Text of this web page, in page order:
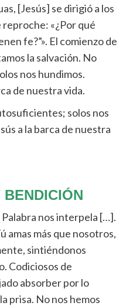
[Jesús] se dirigió a los
«¿Por qué
fe?”». El comienzo de
la salvación. No
nos hundimos.
de nuestra vida.
solos nos
a la barca de nuestra
nos interpela […].
amas más que nosotros,
sintiéndonos
Codiciosos de
absorber por lo
prisa. No nos hemos